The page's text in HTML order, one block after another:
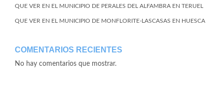
QUE VER EN EL MUNICIPIO DE PERALES DEL ALFAMBRA EN TERUEL
QUE VER EN EL MUNICIPIO DE MONFLORITE-LASCASAS EN HUESCA
COMENTARIOS RECIENTES
No hay comentarios que mostrar.